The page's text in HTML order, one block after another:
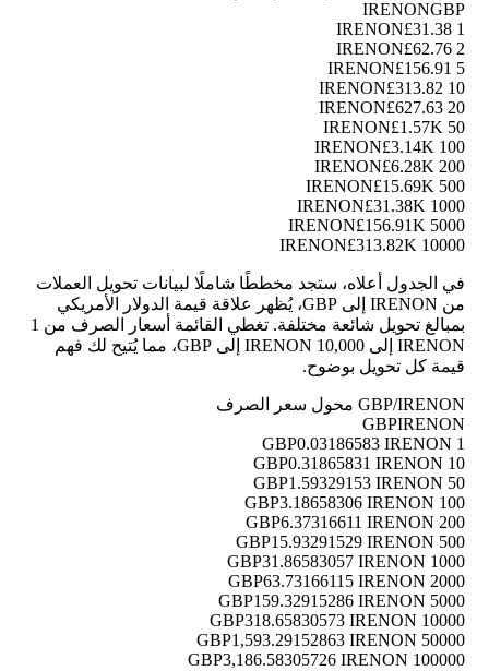
IRENONGBP
1 IRENON
£31.38
2 IRENON
£62.76
5 IRENON
£156.91
10 IRENON
£313.82
20 IRENON
£627.63
50 IRENON
£1.57K
100 IRENON
£3.14K
200 IRENON
£6.28K
500 IRENON
£15.69K
1000 IRENON
£31.38K
5000 IRENON
£156.91K
10000 IRENON
£313.82K
في الجدول أعلاه، ستجد مخططًا شاملًا لبيانات تحويل العملات
من IRENON إلى GBP، يُظهر علاقة قيمة الدولار الأمريكي
بمبالغ تحويل شائعة مختلفة. تغطي القائمة أسعار الصرف من 1
IRENON إلى 10,000 IRENON إلى GBP، مما يُتيح لك فهم
قيمة كل تحويل بوضوح.
GBP/IRENON محول سعر الصرف
GBPIRENON
1 GBP
0.03186583 IRENON
10 GBP
0.31865831 IRENON
50 GBP
1.59329153 IRENON
100 GBP
3.18658306 IRENON
200 GBP
6.37316611 IRENON
500 GBP
15.93291529 IRENON
1000 GBP
31.86583057 IRENON
2000 GBP
63.73166115 IRENON
5000 GBP
159.32915286 IRENON
10000 GBP
318.65830573 IRENON
50000 GBP
1,593.29152863 IRENON
100000 GBP
3,186.58305726 IRENON